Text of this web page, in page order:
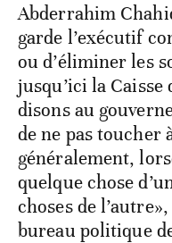
Abderrahim
garde l’exécutif
ou d’éliminer les
jusqu’ici la
disons au
de ne pas toucher
généralement,
quelque chose
choses de
bureau politique